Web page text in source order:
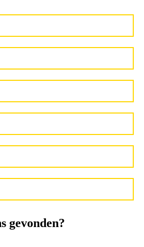
gevonden?